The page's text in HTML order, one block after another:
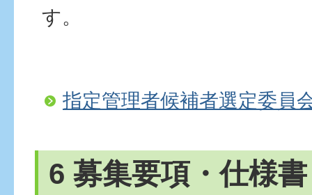
す。
指定管理者候補者選定委員
6 募集要項・仕様書